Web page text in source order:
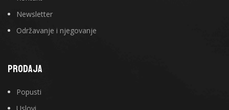
Newsletter
Održavanje i njegovanje
PRODAJA
Popusti
Uslovi